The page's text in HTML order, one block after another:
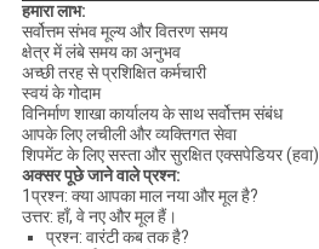
हमारा लाभ:
सर्वोत्तम संभव मूल्य और वितरण समय
क्षेत्र में लंबे समय का अनुभव
अच्छी तरह से प्रशिक्षित कर्मचारी
स्वयं के गोदाम
विनिर्माण शाखा कार्यालय के साथ सर्वोत्तम संबंध
आपके लिए लचीली और व्यक्तिगत सेवा
शिपमेंट के लिए सस्ता और सुरक्षित एक्सपेडियर (हवा)
अक्सर पूछे जाने वाले प्रश्न:
1प्रश्न: क्या आपका माल नया और मूल है?
उत्तर: हाँ, वे नए और मूल हैं।
प्रश्न: वारंटी कब तक है?